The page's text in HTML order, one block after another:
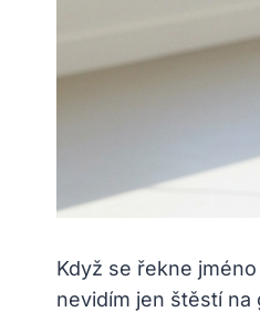
Když se řekne
nevidím jen štěstí